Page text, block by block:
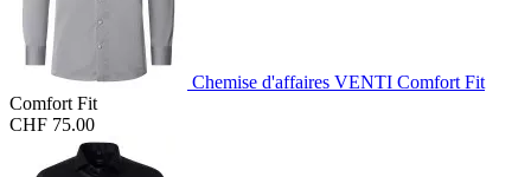
Chemise d'affaires VENTI Comfort Fit
Comfort Fit
CHF 75.00